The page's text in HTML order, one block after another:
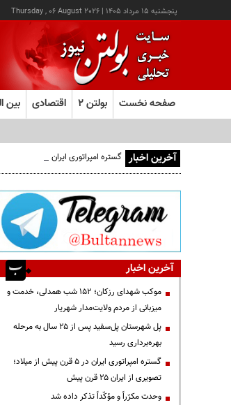
پنجشنبه ۱۵ مرداد ۱۴۰۵ |
Thursday , 06 August 2026
صفحه نخست بولتن ۲ اقتصادی بین
آخرین اخبار گستره امپراتوری ایران در ۵ قرن پیش از میلاد؛ تصویری از ایران ۲۵ قرن پیش
آخرین اخبار
موکب شهدای رزکان؛ ۱۵۲ شب همدلی، خدمت و
میزبانی از مردم ولایت‌مدار شهریار
پل شهرستان پل‌سفید پس از ۲۵ سال به مرحله
بهره‌برداری رسید
گستره امپراتوری ایران در ۵ قرن پیش از میلاد؛
تصویری از ایران ۲۵ قرن پیش
وحدت مکرّراً و مؤکّداً تذکر داده شد